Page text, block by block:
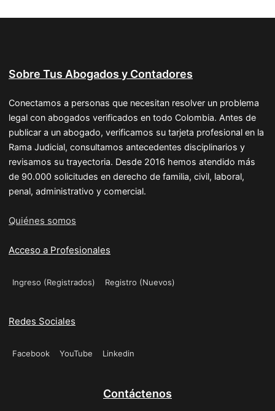
Sobre Tus Abogados y Contadores
Conectamos a personas que necesitan resolver un problema
legal con abogados verificados en todo Colombia. Antes de
publicar a un abogado, verificamos su tarjeta profesional en la
Rama Judicial, consultamos antecedentes disciplinarios y
revisamos su trayectoria. Desde 2016 hemos atendido más
de 90.000 solicitudes en derecho de familia, civil, laboral,
penal, administrativo y comercial.
Quiénes somos
Acceso a Profesionales
Ingreso (Registrados) Registro (Nuevos)
Redes Sociales
Facebook YouTube Linkedin
Contáctenos